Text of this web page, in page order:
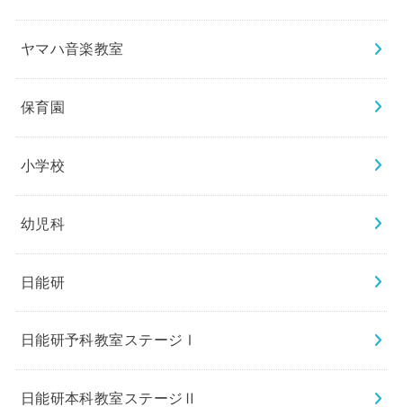
ヤマハ音楽教室
保育園
小学校
幼児科
日能研
日能研予科教室ステージⅠ
日能研本科教室ステージⅡ